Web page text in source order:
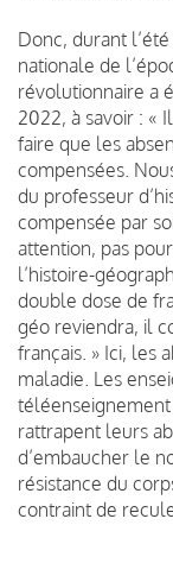
Donc, durant
nationale de
révolutionnaire a
2022, à savoir : «
faire que les
compensées.
du professeur
compensée par
attention, pas
l’histoire-
double dose de
géo reviendra, il
français. » Ici, les
maladie. Les
téléenseignement
rattrapent leurs
d’embaucher le
résistance du
contraint de